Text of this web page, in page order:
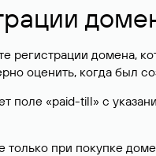
регистрации домена,
оценить, когда был
«paid-till» с
только при покупке